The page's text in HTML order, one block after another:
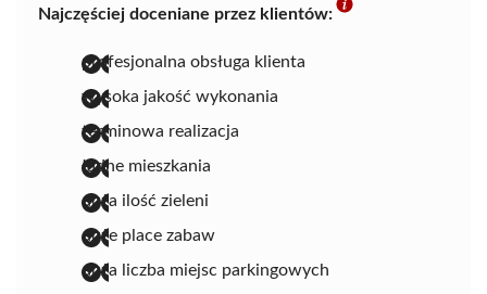
Najczęściej doceniane przez klientów:
profesjonalna obsługa klienta
wysoka jakość wykonania
terminowa realizacja
ładne mieszkania
duża ilość zieleni
duże place zabaw
duża liczba miejsc parkingowych